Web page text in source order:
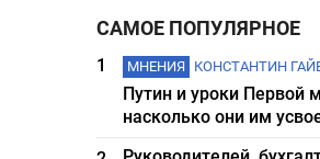
САМОЕ ПОПУЛЯРНОЕ
1 МНЕНИЯ КОНСТАНТИН
Путин и уроки Первой
насколько они им